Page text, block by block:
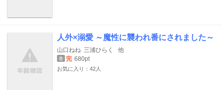
人外×溺愛 ～魔性に襲われ番にされました～
山口ねね 三浦ひらく 他
巻 完 680pt
お気に入り：42人